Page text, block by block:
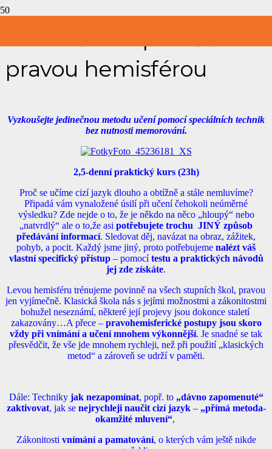
pravou hemisférou
Vyzkoušejte jedinečnou metodu učení pomocí speciálních technik
bez nutnosti memorování.
2,5-denní praktický kurs (23h)
Proč se učíme cizí jazyk dlouho a obtížně a stále nemluvíme?
Připadá vám vynaložené úsilí při učení čehokoli neúměrné
výsledku? Zde nejde o to, že je někdo na něco „hloupý“ nebo
„natvrdlý“ ale o to,že asi potřebujete trochu JINÝ způsob
předávání informací. Sledovat děj, navázat na obraz, zážitek,
pohyb, a pocit. Každý jsme jiný, proto potřebujeme nalézt váš
vlastní specifický přístup – pomocítestu a praktických návodů
jej zde získáte.
Levou hemisféru trénujeme povinně na všech stupních škol, pravou
jen vyjímečně. Klasická škola nás s jejími možnostmi a zákonitostmi
bohužel neseznámí, některé její projevy jsou dokonce staletí
zakazovány…A přece – pravohemisferické postupy jsou skoro
vždy při vnímání a učení mnohem výkonnější. Je snadné se tak
přesvědčit, že vše jde mnohem rychleji, než při použití „klasických
metod“ a zároveň se udrží v paměti.
Dále: Techniky jak nezapomínat, popř. to „dávno zapomenuté“
zaktivovat, jak se nejrychleji naučit cizí jazyk – „přímá metoda-
okamžité mluvení“,
Zákonitosti vnímání a pamatování, o kterých vám ještě nikde